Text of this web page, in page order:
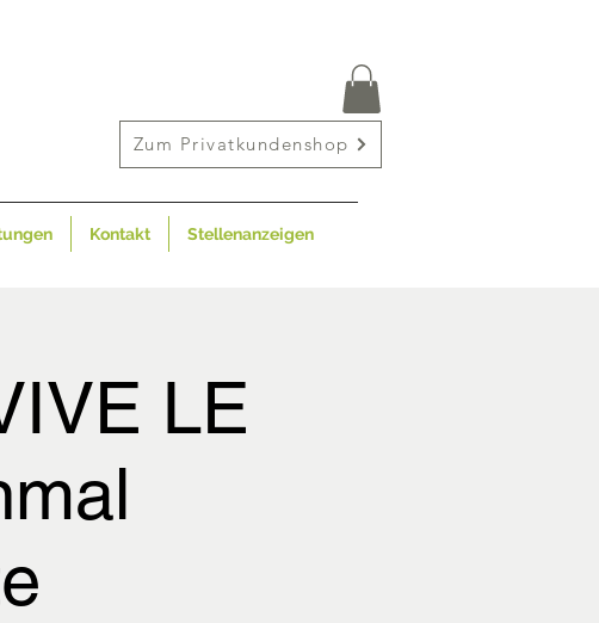
Zum Privatkundenshop
Kontakt Stellenanzeigen
LE